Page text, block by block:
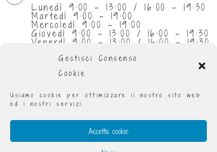
Gestisci Consenso
Cookie
Usiamo cookie per ottimizzare il nostro sito web
ed i nostri servizi.
Accetta cookie
Lunedì 9:00 - 13:00 / 16:00 - 19:30
Martedì 9:00 - 19:00
Mercoledì 9:00 - 19:00
Giovedì 9:00 - 13:00 / 16:00 - 19:30
Venerdì 9:00 - 13:00 / 16:00 - 19:30